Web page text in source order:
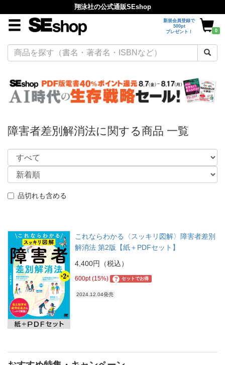
翔泳社の公式通販SEshop
新規会員登録で
500pt
プレゼント！
0
障害者差別解消法に関する商品 一覧
品切れも含める
これならわかる〈スッキリ図解〉障害者差別
解消法 第2版【紙＋PDFセット】
4,400円（税込）
600pt (15%) ? セットでお得
2024.12.04発売